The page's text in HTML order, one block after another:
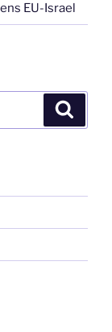
EU-Israel